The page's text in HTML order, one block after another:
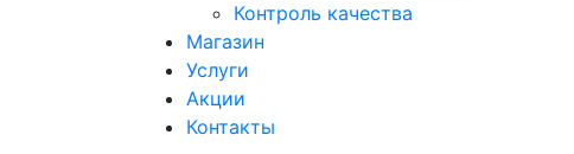
Контроль качества
Магазин
Услуги
Акции
Контакты